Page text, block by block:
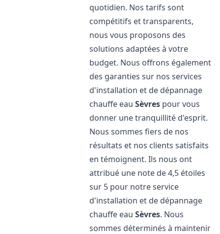
quotidien. Nos tarifs sont
compétitifs et transparents,
nous vous proposons des
solutions adaptées à votre
budget. Nous offrons également
des garanties sur nos services
d'installation et de dépannage
chauffe eauSèvres pour vous
donner une tranquillité d'esprit.
Nous sommes fiers de nos
résultats et nos clients satisfaits
en témoignent. Ils nous ont
attribué une note de 4,5 étoiles
sur 5 pour notre service
d'installation et de dépannage
chauffe eauSèvres. Nous
sommes déterminés à maintenir